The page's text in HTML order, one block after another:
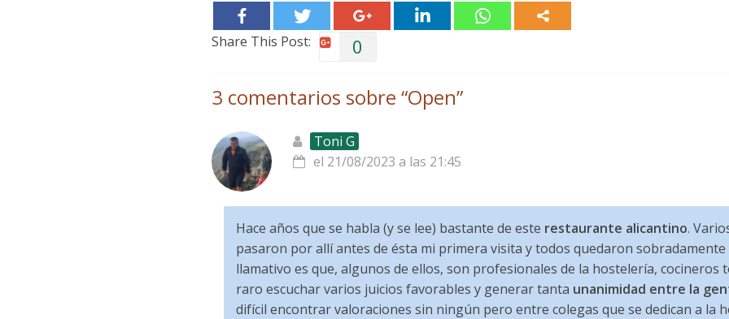
Share This Post: 0
3 comentarios sobre “Open”
Toni G
el 21/08/2023 a las 21:45
Hace años que se habla (y se lee) bastante de este restaurante alicantino.
pasaron por allí antes de ésta mi primera visita y todos quedaron sobradamente
llamativo es que, algunos de ellos, son profesionales de la hostelería, cocineros
raro escuchar varios juicios favorables y generar tanta unanimidad entre la
difícil encontrar valoraciones sin ningún pero entre colegas que se dedican a la